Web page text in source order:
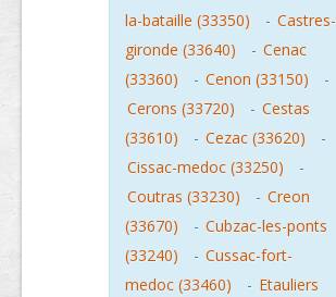
la-bataille (33350)
- Castres-
gironde (33640)
- Cenac
(33360)
- Cenon (33150)
-
Cerons (33720)
- Cestas
(33610)
- Cezac (33620)
-
Cissac-medoc (33250)
-
Coutras (33230)
- Creon
(33670)
- Cubzac-les-ponts
(33240)
- Cussac-fort-
medoc (33460)
- Etauliers